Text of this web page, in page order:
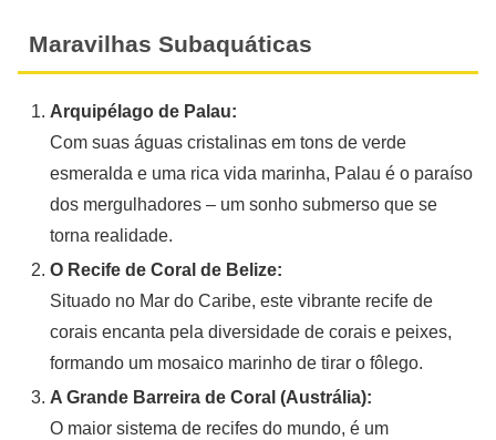
Maravilhas Subaquáticas
Arquipélago de Palau:
Com suas águas cristalinas em tons de verde
esmeralda e uma rica vida marinha, Palau é o paraíso
dos mergulhadores – um sonho submerso que se
torna realidade.
O Recife de Coral de Belize:
Situado no Mar do Caribe, este vibrante recife de
corais encanta pela diversidade de corais e peixes,
formando um mosaico marinho de tirar o fôlego.
A Grande Barreira de Coral (Austrália):
O maior sistema de recifes do mundo, é um